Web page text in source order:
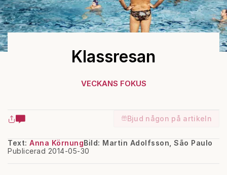
Klassresan
VECKANS FOKUS
Bjud någon på artikeln
Text: Anna Körnung
Publicerad 2014-05-30
Bild: Martin Adolfsson, São Paulo